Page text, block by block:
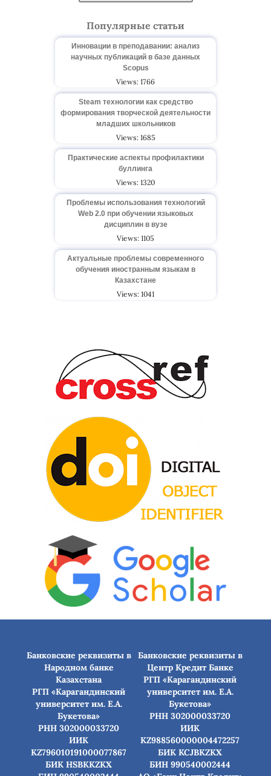
Популярные статьи
Инновации в преподавании: анализ
научных публикаций в базе данных
Scopus
Views: 1766
Steam технологии как средство
формирования творческой деятельности
младших школьников
Views: 1685
Практические аспекты профилактики
буллинга
Views: 1320
Проблемы использования технологий
Web 2.0 при обучении языковых
дисциплин в вузе
Views: 1105
Актуальные проблемы современного
обучения иностранным языкам в
Казахстане
Views: 1041
Банковские реквизиты в
Народном банке
Казахстана
РГП «Карагандинский
университет им. Е.А.
Букетова»
РНН 302000033720
ИИК
KZ796010191000077867
БИК HSBKKZKX
Банковские реквизиты в
Центр Кредит Банке
РГП «Карагандинский
университет им. Е.А.
Букетова»
РНН 302000033720
ИИК
KZ988560000004472257
БИК КСJBKZKX
БИН 990540002444